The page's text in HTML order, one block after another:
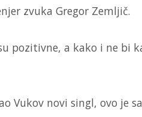
zvuka Gregor Zemljič.
pozitivne, a kako i ne bi
Vukov novi singl, ovo je